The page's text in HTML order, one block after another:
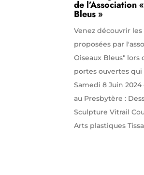
de l’Association
Bleus »
Venez découvrir
proposées par
Oiseaux Bleus" lors
portes ouvertes qui
Samedi 8 Juin 2024
au Presbytère :
Sculpture Vitrail
Arts plastiques